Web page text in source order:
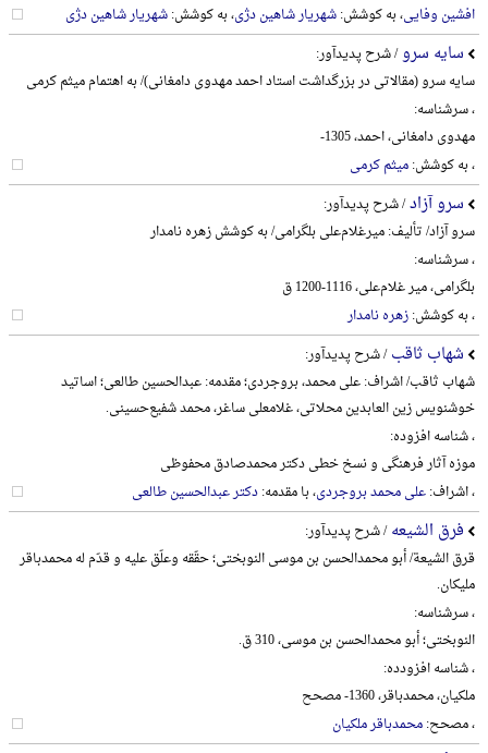
افشین وفایی، به کوشش:شهریار شاهین دژی، به کوشش:شهریار شاهین دژی
سایه سرو/ شرح پدیدآور:
سایه سرو (مقالاتی در بزرگداشت استاد احمد مهدوی دامغانی)/ به اهتمام میثم کرمی
، سرشناسه:
مهدوی دامغانی، احمد، 1305-
، به کوشش:میثم کرمی
سرو آزاد/ شرح پدیدآور:
سرو آزاد/ تألیف: میرغلام‌علی بلگرامی/ به کوشش زهره نامدار
، سرشناسه:
بلگرامی، میر غلام‌علی، 1116-1200 ق
، به کوشش:زهره نامدار
شهاب ثاقب/ شرح پدیدآور:
شهاب ثاقب/ اشراف: علی محمد، بروجردی؛ مقدمه: عبدالحسین طالعی؛ اساتید
خوشنویس زین العابدین محلاتی، غلامعلی ساغر، محمد شفیع‌حسینی.
، شناسه افزوده:
موزه آثار فرهنگی و نسخ خطی دکتر محمدصادق محفوظی
، اشراف:علی محمد بروجردی، با مقدمه:دکتر عبدالحسین طالعی
فرق الشیعه/ شرح پدیدآور:
قرق الشیعة/ أبو محمدالحسن بن موسی النوبختی؛ حقّقه وعلّق علیه و قدّم له محمدباقر
ملیکان.
، سرشناسه:
النوبختی؛ أبو محمدالحسن بن موسی، 310 ق.
، شناسه افزودده:
ملکیان، محمدباقر، 1360- مصحح
، مصحح:محمدباقر ملکیان